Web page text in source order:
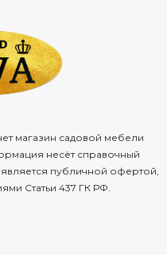
магазин садовой мебели
несёт справочный
публичной офертой,
Статьи 437 ГК РФ.